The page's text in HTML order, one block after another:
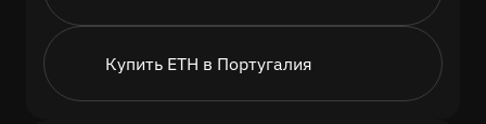
Купить ETH в Португалия